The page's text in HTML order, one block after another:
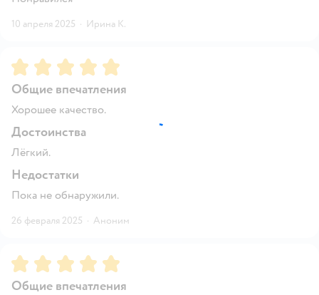
10 апреля 2025 · Ирина К.
Рейтинг:5
Общие впечатления
Хорошее качество.
Достоинства
Лёгкий.
Недостатки
Пока не обнаружили.
26 февраля 2025 · Аноним
Рейтинг:5
Общие впечатления